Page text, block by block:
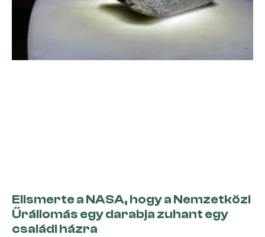
Elismerte a NASA, hogy a Nemzetközi
Űrállomás egy darabja zuhant egy
családi házra